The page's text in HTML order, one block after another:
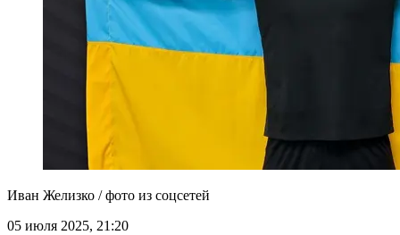
Иван Желизко / фото из соцсетей
05 июля 2025, 21:20